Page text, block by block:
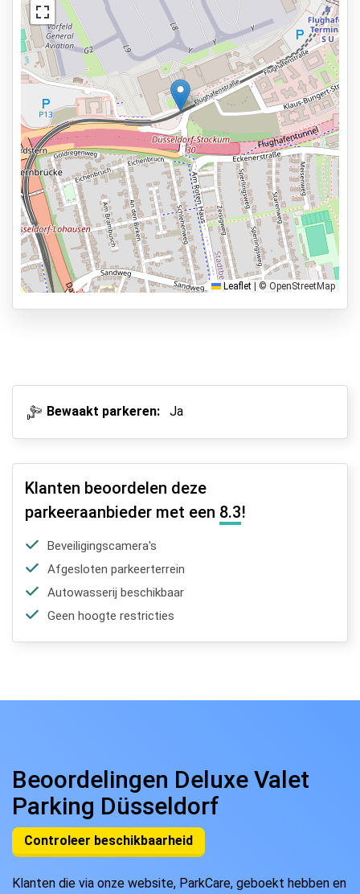
Autowassen
Services
Geopend van 03:00 - 00:00
Vooraf reserveren
0.1km naar vertrekhal
Parkeervormen
Shuttle Parking
Valet Parking
Park & Walk
Park, Sleep & Fly
Bekijk op kaart
Leaflet © OpenStreetMap
Bewaakt parkeren: Ja
Klanten beoordelen deze
parkeeraanbieder met een 8.3!
Beveiligingscamera's
Afgesloten parkeerterrein
Autowasserij beschikbaar
Geen hoogte restricties
Beoordelingen Deluxe Valet
Parking Düsseldorf
Controleer beschikbaarheid
Klanten die via onze website, ParkCare, geboekt hebben en